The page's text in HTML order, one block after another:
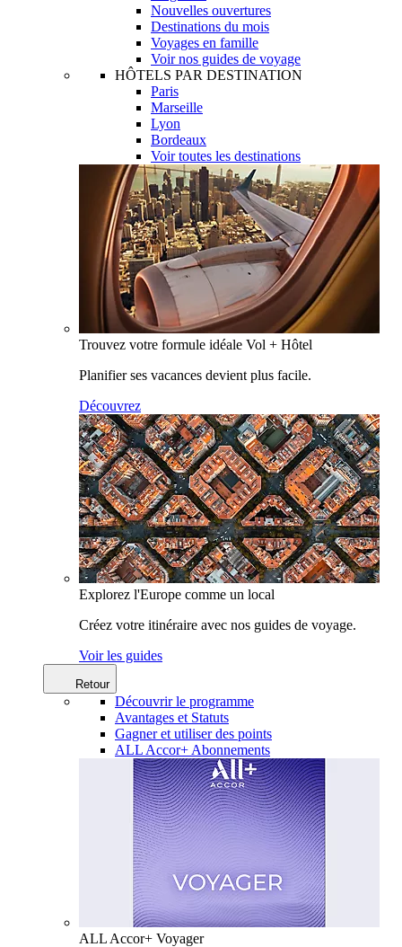
Nouvelles ouvertures
Destinations du mois
Voyages en famille
Voir nos guides de voyage
HÔTELS PAR DESTINATION
Paris
Marseille
Lyon
Bordeaux
Voir toutes les destinations
Trouvez votre formule idéale Vol + Hôtel
Planifier ses vacances devient plus facile.
Découvrez
Explorez l'Europe comme un local
Créez votre itinéraire avec nos guides de voyage.
Voir les guides
Retour
Découvrir le programme
Avantages et Statuts
Gagner et utiliser des points
ALL Accor+ Abonnements
ALL Accor+ Voyager